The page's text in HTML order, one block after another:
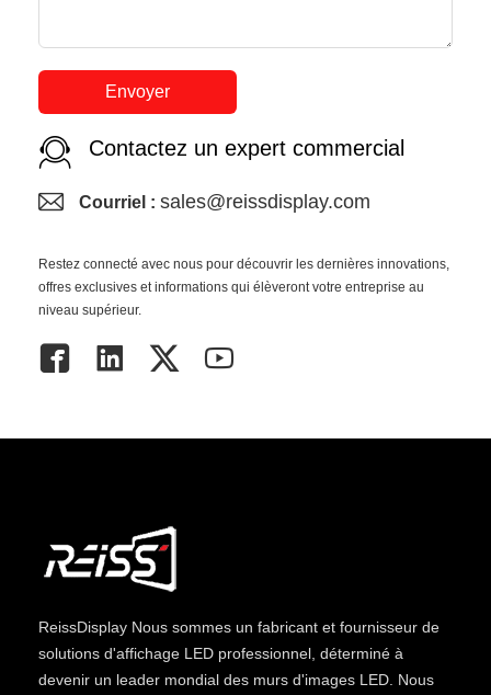
Envoyer
Contactez un expert commercial
Courriel : sales@reissdisplay.com
Restez connecté avec nous pour découvrir les dernières innovations,
offres exclusives et informations qui élèveront votre entreprise au
niveau supérieur.
ReissDisplayNous sommes un fabricant et fournisseur de
solutions d'affichage LED professionnel, déterminé à
devenir un leader mondial des murs d'images LED. Nous